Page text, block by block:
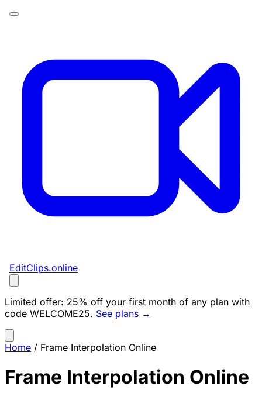
EditClips.online
Limited offer: 25% off your first month of any plan with
code WELCOME25. See plans →
Home / Frame Interpolation Online
Frame Interpolation Online